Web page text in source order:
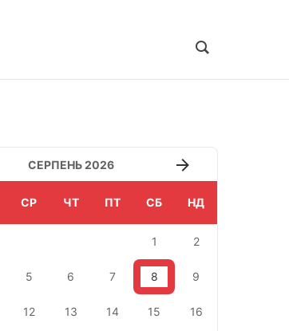
СЕРПЕНЬ 2026
СР ЧТ ПТ СБ НД
1 2
5 6 7 8 9
12 13 14 15 16